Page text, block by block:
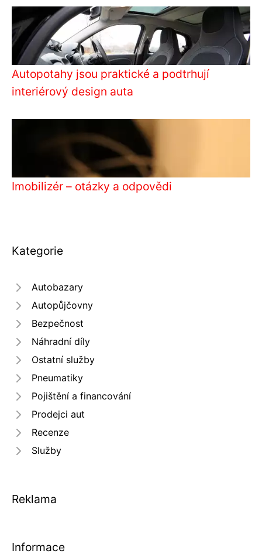
Autopotahy jsou praktické a podtrhují
interiérový design auta
Imobilizér – otázky a odpovědi
Kategorie
Autobazary
Autopůjčovny
Bezpečnost
Náhradní díly
Ostatní služby
Pneumatiky
Pojištění a financování
Prodejci aut
Recenze
Služby
Reklama
Informace